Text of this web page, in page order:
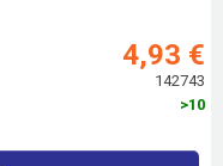
4,93 €
142743
>10